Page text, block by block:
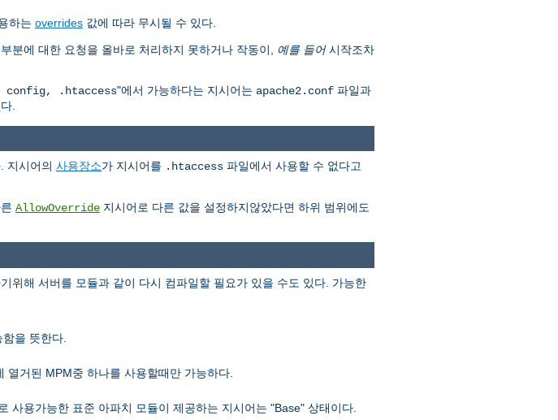
하는 overrides 값에 따라 무시될 수 있다.
분에 대한 요청을 올바로 처리하지 못하거나 작동이, 예를 들어시작조차
config, .htaccess"에서 가능하다는 지시어는 apache2.conf 파일과
.
지시어의 사용장소가 지시어를 .htaccess 파일에서 사용할 수 없다고
AllowOverride 지시어로 다른 값을 설정하지않았다면 하위 범위에도
위해 서버를 모듈과 같이 다시 컴파일할 필요가 있을 수도 있다. 가능한
을 뜻한다.
열거된 MPM중 하나를 사용할때만 가능하다.
사용가능한 표준 아파치 모듈이 제공하는 지시어는 "Base" 상태이다.